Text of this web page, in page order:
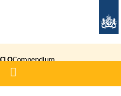
inhoud
gaan
CLOCompendium
voor de
Home